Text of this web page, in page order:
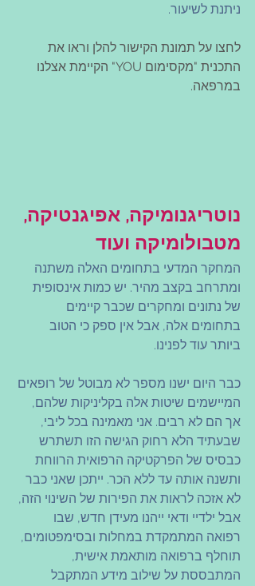
ניתנת לשיעור.
לחצו על תמונת הקישור להלן וראו את
התכנית "מקסימום YOU" הקיימת אצלנו
במרפאה.
נוטריגנומיקה, אפיגנטיקה,
מטבולומיקה ועוד
המחקר המדעי בתחומים האלה משתנה
ומתרחב בקצב מהיר. יש כמות אינסופית
של נתונים ומחקרים שכבר קיימים
בתחומים אלה, אבל אין ספק כי הטוב
ביותר עוד לפנינו.
כבר היום ישנו מספר לא מבוטל של רופאים
המיישמים שיטות אלה בקליניקות שלהם,
אך הם לא רבים. אני מאמינה בכל ליבי,
שבעתיד הלא רחוק הגישה הזו תשתרש
כבסיס של הפרקטיקה הרפואית הרווחת
ותשנה אותה עד ללא הכר. ייתכן שאני כבר
לא אזכה לראות את הפירות של השינוי הזה,
אבל ילדיי ודאי ייהנו מעידן חדש, שבו
רפואה המתמקדת במחלות ובסימפטומים,
תוחלף ברפואה מותאמת אישית,
המתבססת על שילוב מידע המתקבל